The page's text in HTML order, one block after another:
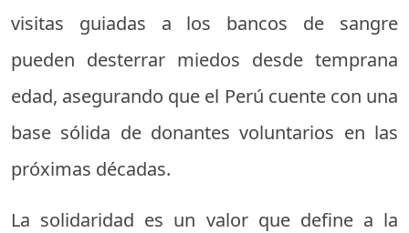
visitas guiadas a los bancos de sangre
pueden desterrar miedos desde temprana
edad, asegurando que el Perú cuente con una
base sólida de donantes voluntarios en las
próximas décadas.
La solidaridad es un valor que define a la